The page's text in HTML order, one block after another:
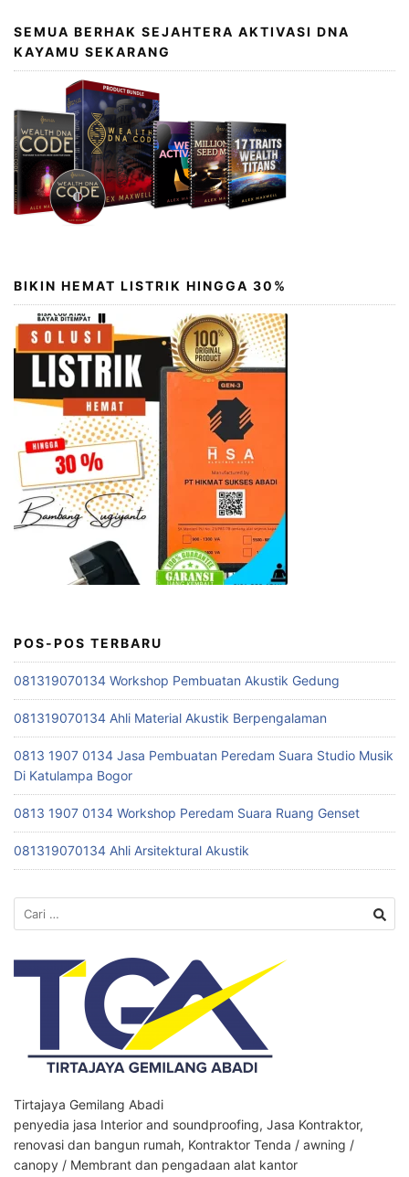
SEMUA BERHAK SEJAHTERA AKTIVASI DNA
KAYAMU SEKARANG
BIKIN HEMAT LISTRIK HINGGA 30%
POS-POS TERBARU
081319070134 Workshop Pembuatan Akustik Gedung
081319070134 Ahli Material Akustik Berpengalaman
0813 1907 0134 Jasa Pembuatan Peredam Suara Studio Musik
Di Katulampa Bogor
0813 1907 0134 Workshop Peredam Suara Ruang Genset
081319070134 Ahli Arsitektural Akustik
Cari
untuk:
Tirtajaya Gemilang Abadi
penyedia jasa Interior and soundproofing, Jasa Kontraktor,
renovasi dan bangun rumah, Kontraktor Tenda / awning /
canopy / Membrant dan pengadaan alat kantor